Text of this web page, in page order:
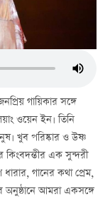
গায়িকার সঙ্গে
ওয়েন ইন। তিনি
খুব পরিষ্কার ও উষ্ণ
কিংবদন্তীর এক সুন্দরী
গানের কথা প্রেম,
অনুষ্ঠানে আমরা একসঙ্গে